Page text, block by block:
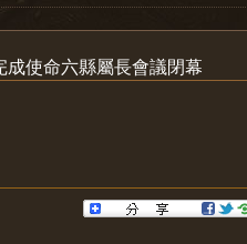
使命六縣屬長會議閉幕